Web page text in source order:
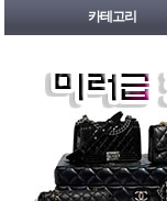
카테고리